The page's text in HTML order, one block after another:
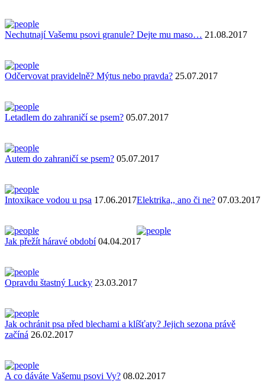
Nechutnají Vašemu psovi granule? Dejte mu maso… 21.08.2017
Odčervovat pravidelně? Mýtus nebo pravda? 25.07.2017
Letadlem do zahraničí se psem? 05.07.2017
Autem do zahraničí se psem? 05.07.2017
Intoxikace vodou u psa 17.06.2017
Jak přežít háravé období 04.04.2017
Opravdu štastný Lucky 23.03.2017
Elektrika,, ano či ne? 07.03.2017
Jak ochránit psa před blechami a klíšťaty? Jejich sezona právě
začíná 26.02.2017
A co dáváte Vašemu psovi Vy? 08.02.2017